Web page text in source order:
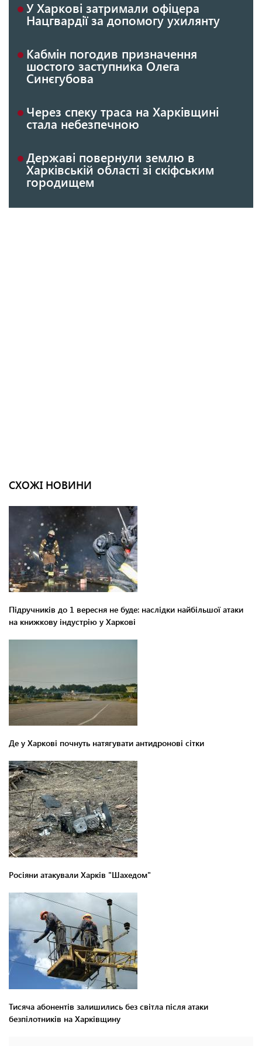
У Харкові затримали офіцера
Нацгвардії за допомогу ухилянту
Кабмін погодив призначення
шостого заступника Олега
Синєгубова
Через спеку траса на Харківщині
стала небезпечною
Державі повернули землю в
Харківській області зі скіфським
городищем
СХОЖІ НОВИНИ
Підручників до 1 вересня не буде: наслідки найбільшої атаки
на книжкову індустрію у Харкові
Де у Харкові почнуть натягувати антидронові сітки
Росіяни атакували Харків "Шахедом"
Тисяча абонентів залишились без світла після атаки
безпілотників на Харківщину